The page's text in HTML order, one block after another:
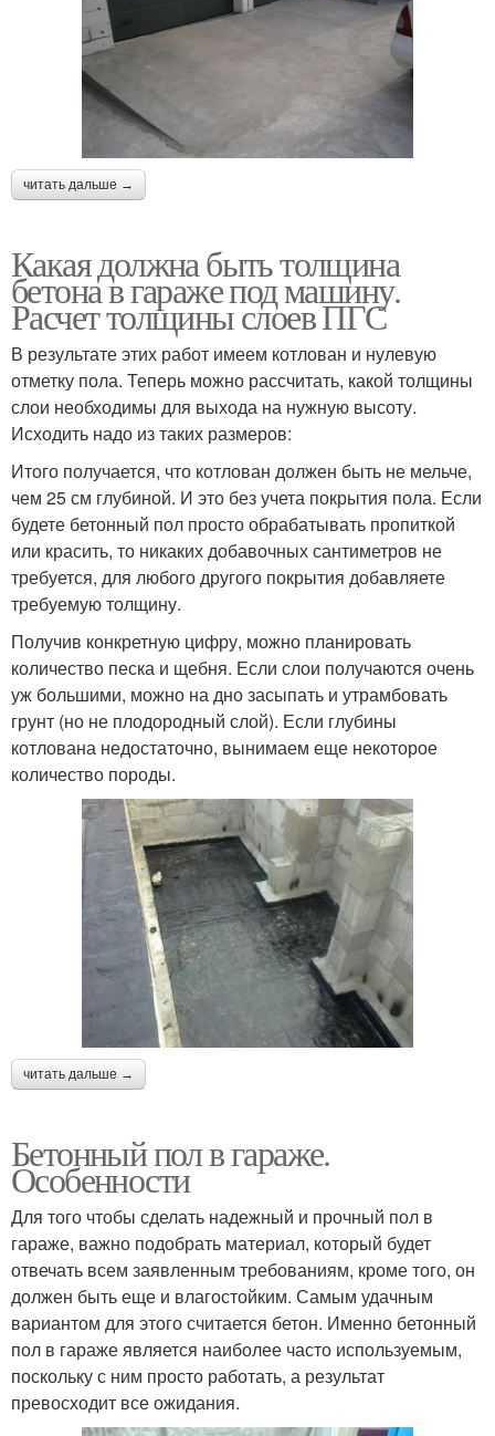
читать дальше →
Какая должна быть толщина
бетона в гараже под машину.
Расчет толщины слоев ПГС
В результате этих работ имеем котлован и нулевую
отметку пола. Теперь можно рассчитать, какой толщины
слои необходимы для выхода на нужную высоту.
Исходить надо из таких размеров:
Итого получается, что котлован должен быть не мельче,
чем 25 см глубиной. И это без учета покрытия пола. Если
будете бетонный пол просто обрабатывать пропиткой
или красить, то никаких добавочных сантиметров не
требуется, для любого другого покрытия добавляете
требуемую толщину.
Получив конкретную цифру, можно планировать
количество песка и щебня. Если слои получаются очень
уж большими, можно на дно засыпать и утрамбовать
грунт (но не плодородный слой). Если глубины
котлована недостаточно, вынимаем еще некоторое
количество породы.
читать дальше →
Бетонный пол в гараже.
Особенности
Для того чтобы сделать надежный и прочный пол в
гараже, важно подобрать материал, который будет
отвечать всем заявленным требованиям, кроме того, он
должен быть еще и влагостойким. Самым удачным
вариантом для этого считается бетон. Именно бетонный
пол в гараже является наиболее часто используемым,
поскольку с ним просто работать, а результат
превосходит все ожидания.